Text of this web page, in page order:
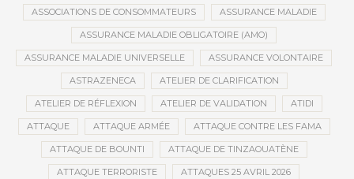
ASSOCIATIONS DE CONSOMMATEURS ASSURANCE MALADIE
ASSURANCE MALADIE OBLIGATOIRE (AMO)
ASSURANCE MALADIE UNIVERSELLE ASSURANCE VOLONTAIRE
ASTRAZENECA ATELIER DE CLARIFICATION
ATELIER DE RÉFLEXION ATELIER DE VALIDATION ATIDI
ATTAQUE ATTAQUE ARMÉE ATTAQUE CONTRE LES FAMA
ATTAQUE DE BOUNTI ATTAQUE DE TINZAOUATÈNE
ATTAQUE TERRORISTE ATTAQUES 25 AVRIL 2026